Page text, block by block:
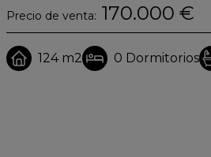
Precio de venta: 170.000 €
124 m2 0 Dormitorios